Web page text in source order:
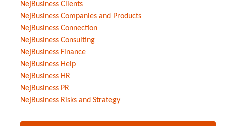
NejBusiness Clients
NejBusiness Companies and Products
NejBusiness Connection
NejBusiness Consulting
NejBusiness Finance
NejBusiness Help
NejBusiness HR
NejBusiness PR
NejBusiness Risks and Strategy